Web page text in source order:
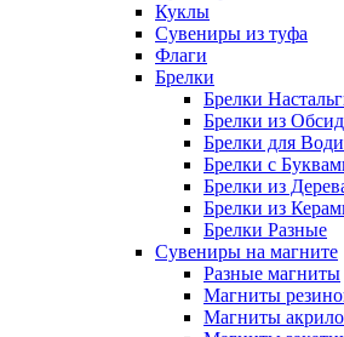
Куклы
Сувениры из туфа
Флаги
Брелки
Брелки
Брелки из
Брелки для
Брелки с
Брелки из
Брелки из
Брелки Разные
Сувениры на магните
Разные магниты
Магниты
Магниты